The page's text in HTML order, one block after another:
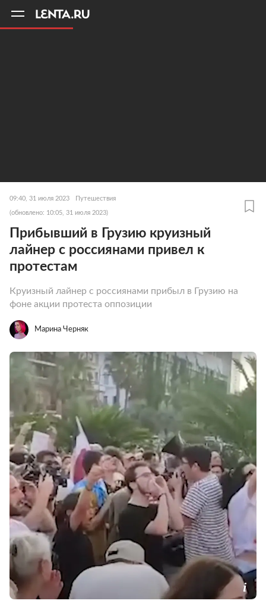
09:40, 31 июля 2023 Путешествия
(обновлено: 10:05, 31 июля 2023)
Прибывший в Грузию круизный
лайнер с россиянами привел к
протестам
Круизный лайнер с россиянами прибыл в Грузию на
фоне акции протеста оппозиции
Марина Черняк